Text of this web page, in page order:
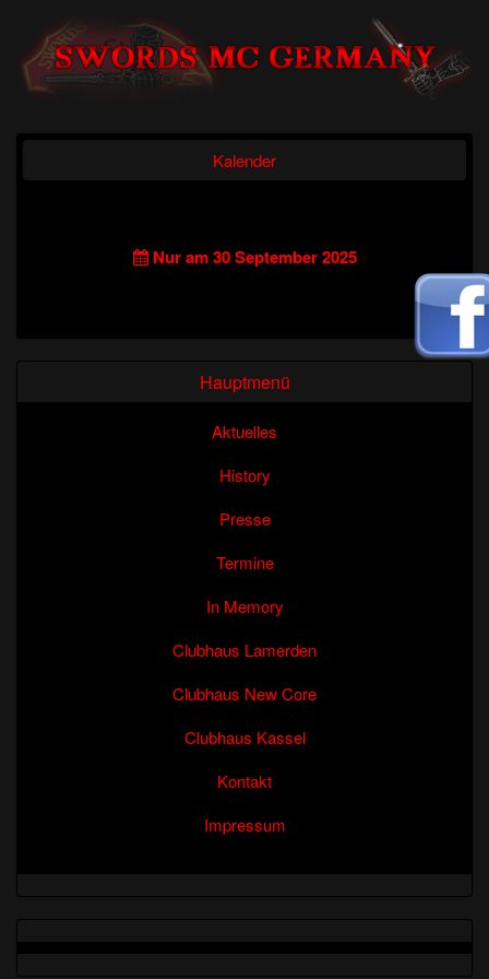
Kalender
Nur am 30 September 2025
Hauptmenü
Aktuelles
History
Presse
Termine
In Memory
Clubhaus Lamerden
Clubhaus New Core
Clubhaus Kassel
Kontakt
Impressum